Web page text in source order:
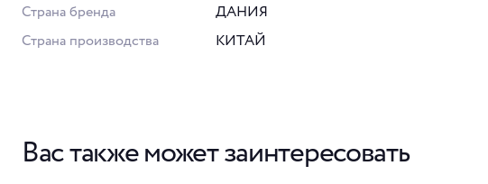
Страна бренда
ДАНИЯ
Страна производства
КИТАЙ
Вас также может заинтересовать